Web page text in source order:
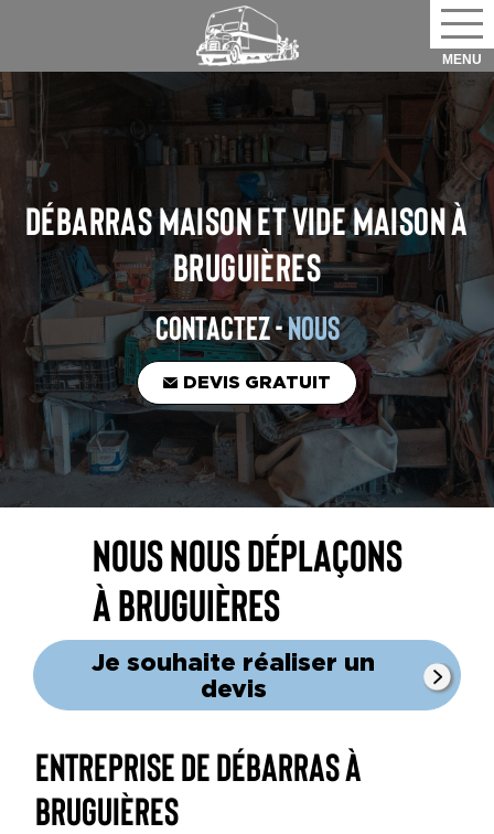
DÉBARRAS MAISON ET VIDE MAISONÀ
BRUGUIÈRES
CONTACTEZ -NOUS
DEVIS GRATUIT
Nous nous déplaçons
à Bruguières
Je souhaite réaliser un
devis
Entreprise de débarras à
Bruguières